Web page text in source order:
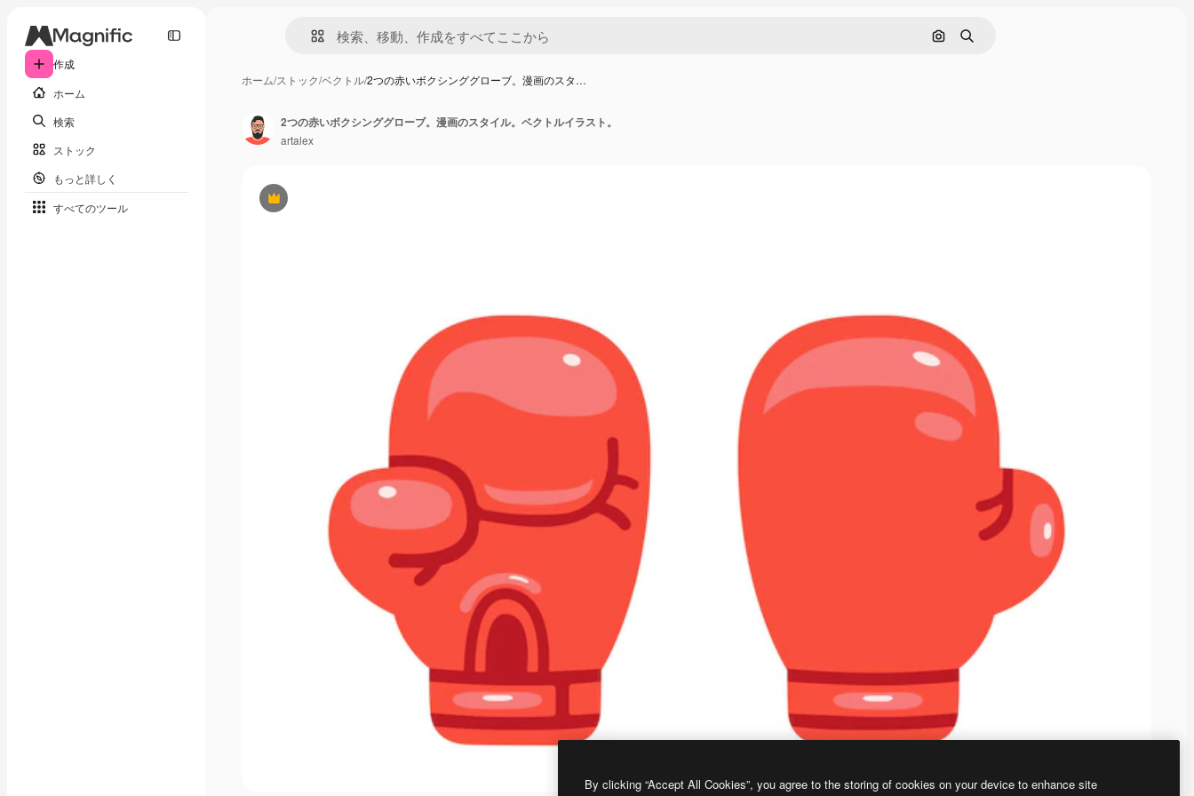
作成
ホーム
検索
ストック
もっと詳しく
すべてのツール
画像で検索
検索
ホーム/ストック/ベクトル/2つの赤いボクシンググローブ。漫画のスタ…
Premium
2つの赤いボクシンググローブ。漫画のスタイル。ベクトルイラスト。
artalex
By clicking “Accept All Cookies”, you agree to the storing of cookies on your device to enhance site